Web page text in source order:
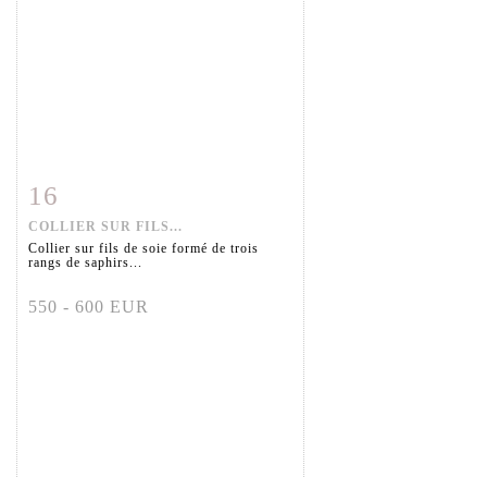
Fiche détaillée
16
COLLIER SUR FILS...
Collier sur fils de soie formé de trois
rangs de saphirs...
550 - 600 EUR